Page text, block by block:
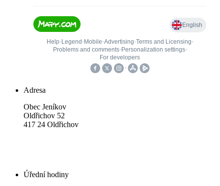
Adresa
Obec Jeníkov
Oldřichov 52
417 24 Oldřichov
Úřední hodiny